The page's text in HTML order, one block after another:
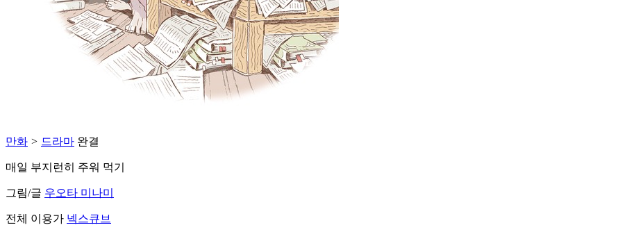
만화 > 드라마 완결
매일 부지런히 주워 먹기
그림/글 우오타 미나미
전체 이용가 넥스큐브